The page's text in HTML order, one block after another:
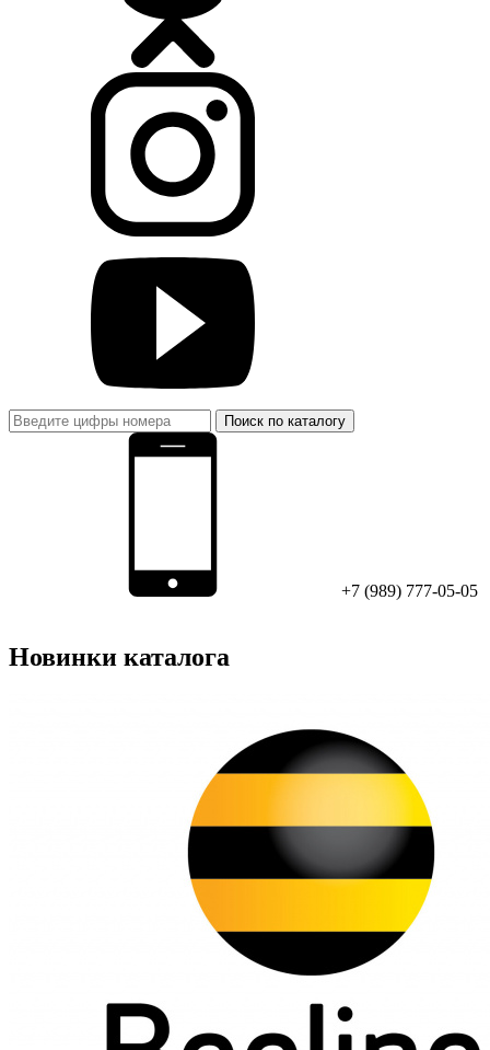
Поиск по каталогу
+7 (989) 777-05-05
Новинки каталога